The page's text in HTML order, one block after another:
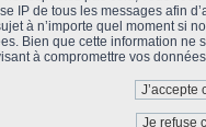
IP de tous les messages afin
à n’importe quel moment
Bien que cette information
à compromettre vos